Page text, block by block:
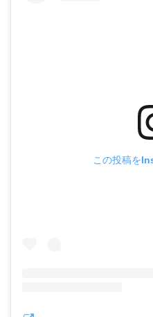
この投稿を